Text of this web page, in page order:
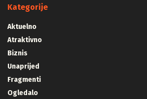
Kategorije
Aktuelno
Atraktivno
Biznis
Unaprijed
Fragmenti
Ogledalo